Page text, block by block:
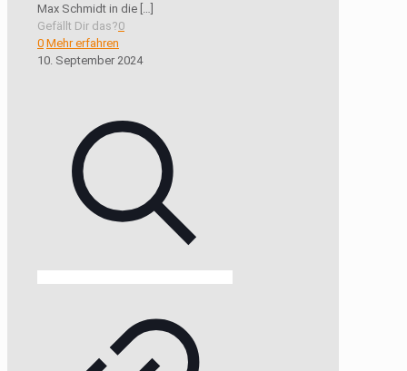
Max Schmidt in die […]
Gefällt Dir das?0
0 Mehr erfahren
10. September 2024